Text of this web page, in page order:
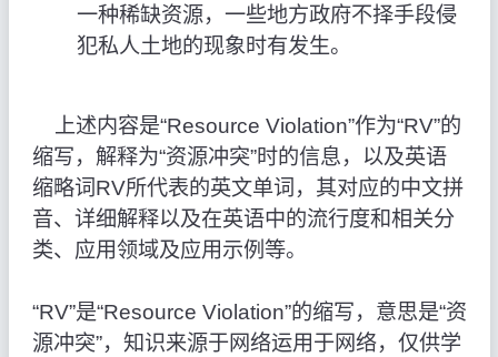
一种稀缺资源，一些地方政府不择手段侵
犯私人土地的现象时有发生。
上述内容是“Resource Violation”作为“RV”的
缩写，解释为“资源冲突”时的信息，以及英语
缩略词RV所代表的英文单词，其对应的中文拼
音、详细解释以及在英语中的流行度和相关分
类、应用领域及应用示例等。
“RV”是“Resource Violation”的缩写，意思是“资
源冲突”，知识来源于网络运用于网络，仅供学